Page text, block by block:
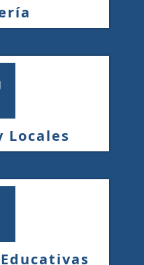
Locales